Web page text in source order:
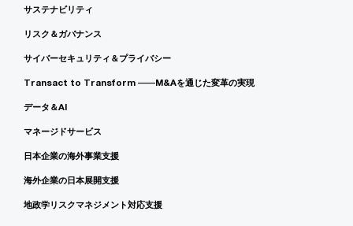
サステナビリティ
リスク＆ガバナンス
サイバーセキュリティ＆プライバシー
Transact to Transform ――M&Aを通じた変革の実現
データ＆AI
マネージドサービス
日本企業の海外事業支援
海外企業の日本展開支援
地政学リスクマネジメント対応支援